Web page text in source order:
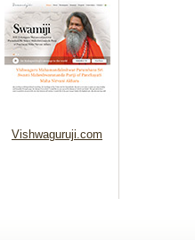
Vishwaguruji.com